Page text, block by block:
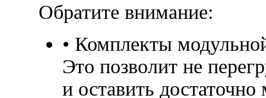
Обратите внимание:
• Комплекты
Это позволит не
и оставить